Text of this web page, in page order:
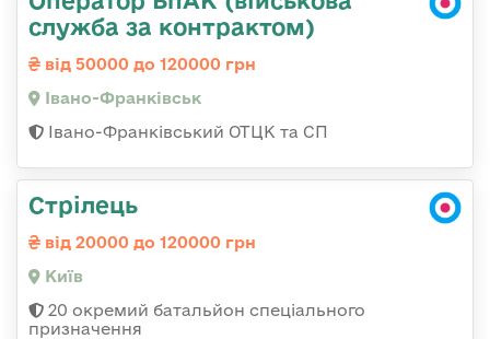
служба за контрактом)
від 50000 до 120000 грн
Івано-Франківськ
Івано-Франківський ОТЦК та СП
Стрілець
від 20000 до 120000 грн
Київ
20 окремий батальйон спеціального
призначення